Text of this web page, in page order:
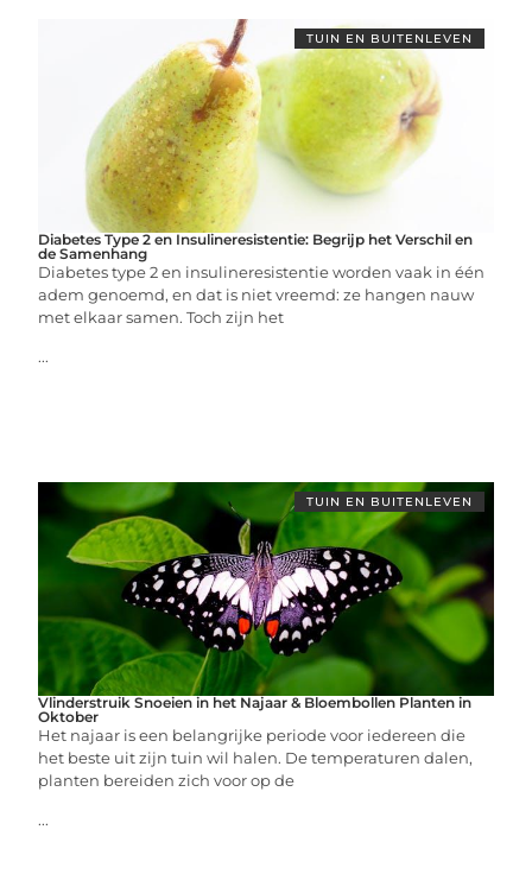
TUIN EN BUITENLEVEN
Diabetes Type 2 en Insulineresistentie: Begrijp het Verschil en
de Samenhang
Diabetes type 2 en insulineresistentie worden vaak in één
adem genoemd, en dat is niet vreemd: ze hangen nauw
met elkaar samen. Toch zijn het
...
TUIN EN BUITENLEVEN
Vlinderstruik Snoeien in het Najaar & Bloembollen Planten in
Oktober
Het najaar is een belangrijke periode voor iedereen die
het beste uit zijn tuin wil halen. De temperaturen dalen,
planten bereiden zich voor op de
...